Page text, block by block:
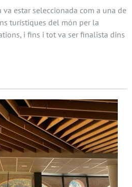
va estar seleccionada com a una de
turístiques del món per la
i fins i tot va ser finalista dins